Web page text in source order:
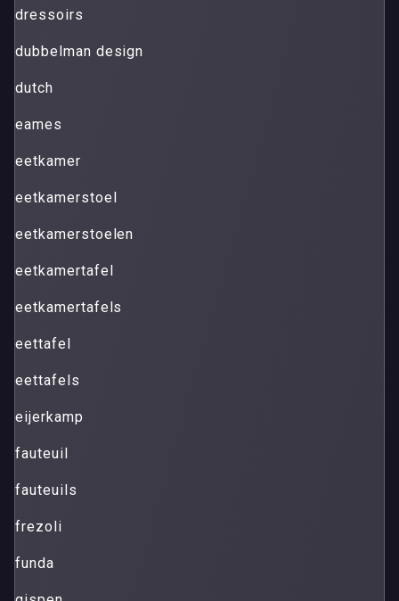
dressoirs
dubbelman design
dutch
eames
eetkamer
eetkamerstoel
eetkamerstoelen
eetkamertafel
eetkamertafels
eettafel
eettafels
eijerkamp
fauteuil
fauteuils
frezoli
funda